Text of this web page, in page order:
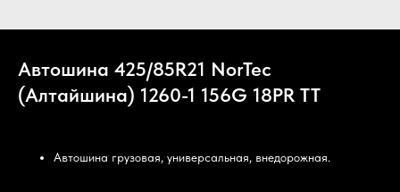
Автошина 425/85R21 NorTec
(Алтайшина) 1260-1 156G 18PR TT
Автошина грузовая, универсальная, внедорожная.